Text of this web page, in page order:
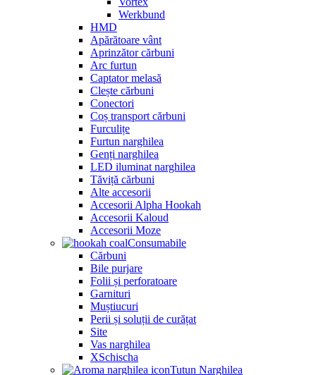
Werkbund
HMD
Apărătoare vânt
Aprinzător cărbuni
Arc furtun
Captator melasă
Clește cărbuni
Conectori
Coș transport cărbuni
Furculițe
Furtun narghilea
Genți narghilea
LED iluminat narghilea
Tăviță cărbuni
Alte accesorii
Accesorii Alpha Hookah
Accesorii Kaloud
Accesorii Moze
Consumabile
Cărbuni
Bile purjare
Folii și perforatoare
Garnituri
Muștiucuri
Perii și soluții de curățat
Site
Vas narghilea
XSchischa
Tutun Narghilea